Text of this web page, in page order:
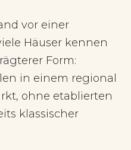
vor einer
Häuser kennen
Form:
in einem regional
ohne etablierten
klassischer